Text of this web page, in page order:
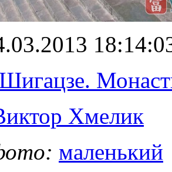
Шигацзе.
Хмелик
маленький